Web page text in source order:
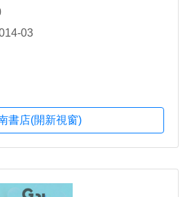
03
書店(開新視窗)